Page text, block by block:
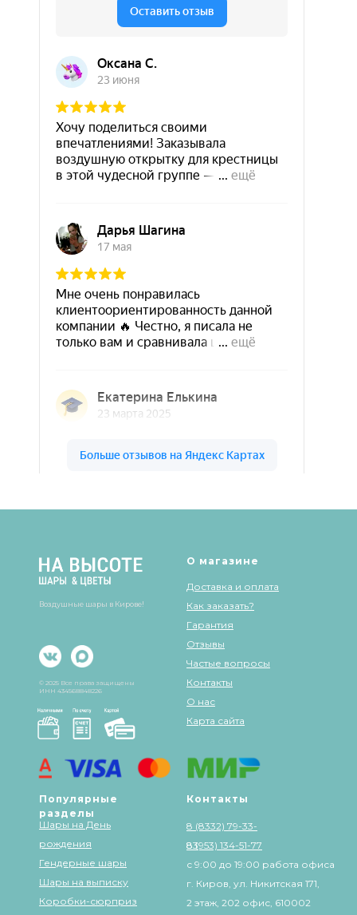
О магазине
Доставка и оплата
Популярные
разделы
Шары на День
рождения
Контакты
© 2025 Все права защищены
Как заказать?
Гарантия
Отзывы
Частые вопросы
Контакты
О нас
Гендерные шары
Шары на выписку
Коробки-сюрприз
8 (8332) 79-33-
83
8 (953) 134-51-77
с 9:00 до 19:00 работа офиса
г. Киров, ул. Никитская 171,
2 этаж, 202 офис, 610002
ИНН 434568848226
Карта сайта
Воздушные шары в Кирове!